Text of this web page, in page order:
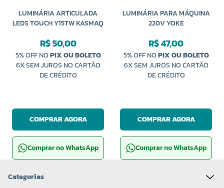
LUMINÁRIA ARTICULADA
LEDS TOUCH Y15TW KASMAQ
R$ 50,00
5% OFF NOPIX OU BOLETO
6X SEM JUROS NO CARTÃO
DE CRÉDITO
COMPRAR AGORA
Comprar no WhatsApp
LUMINÁRIA PARA MÁQUINA
220V YOKE
R$ 47,00
5% OFF NOPIX OU BOLETO
6X SEM JUROS NO CARTÃO
DE CRÉDITO
COMPRAR AGORA
Comprar no WhatsApp
Categorias